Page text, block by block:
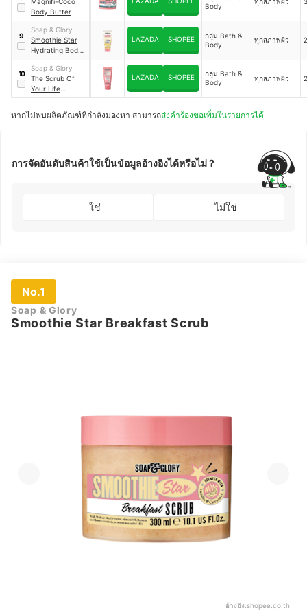
Body Butter
Body
9
Soap & Glory
Smoothie Star
Hydrating Body
LAZADA SHOPEE
กลุ่ม Bath &
Body
ทุกสภาพผิว
10
Soap & Glory
The Scrub Of
Your Life
Smoothing Body
LAZADA SHOPEE
กลุ่ม Bath &
Body
ทุกสภาพผิว
หากไม่พบผลิตภัณฑ์ที่กำลังมองหา สามารถส่งคำร้องขอเพิ่มในรายการได้
การจัดอันดับสินค้าใช้เป็นข้อมูลอ้างอิงได้หรือไม่ ?
ใช่ ไม่ใช่
No.1
Soap & Glory
Smoothie Star Breakfast Scrub
อ้างอิง:shopee.co.th